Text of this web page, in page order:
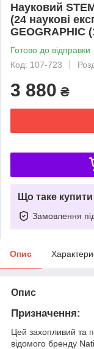
Науковий
(24 наукові
GEOGRAPHIC
Готово до відправки
Код: 107-723
3 880 ₴
Що таке
Замовлення
Опис
Опис
Призначення:
Цей захопливий та
відомого бренду